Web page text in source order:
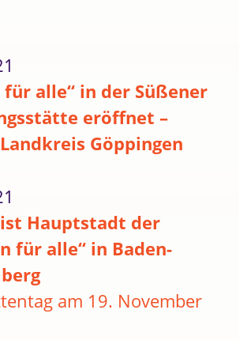
alle“ in der Süßener
eröffnet –
Göppingen
Hauptstadt der
für alle“ in Baden-
am 19. November